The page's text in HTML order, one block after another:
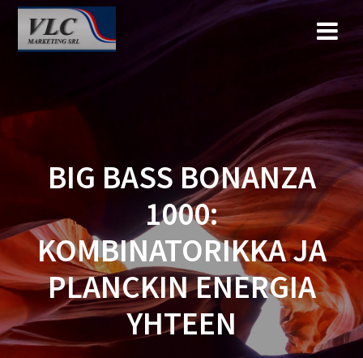
al
contenido
BIG BASS BONANZA
1000:
KOMBINATORIKKA JA
PLANCKIN ENERGIA
YHTEEN